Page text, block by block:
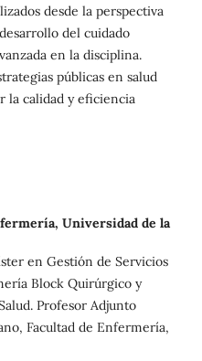
desde la perspectiva
del cuidado
en la disciplina.
públicas en salud
la calidad y eficiencia
Universidad de la
en Gestión de Servicios
Block Quirúrgico y
Profesor Adjunto
Facultad de Enfermería,